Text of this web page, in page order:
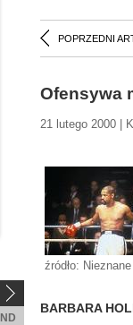
POPRZEDNI
Ofensywa
21 lutego 2000 |
źródło: Nieznane
BARBARA
ND